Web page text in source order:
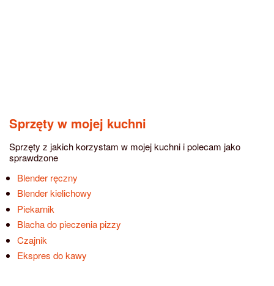
Sprzęty w mojej kuchni
Sprzęty z jakich korzystam w mojej kuchni i polecam jako
sprawdzone
Blender ręczny
Blender kielichowy
Piekarnik
Blacha do pieczenia pizzy
Czajnik
Ekspres do kawy